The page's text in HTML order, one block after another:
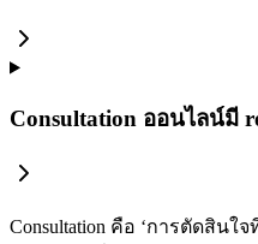
Consultation ออนไลน์มี
Consultation คือ ‘การตัดสิน